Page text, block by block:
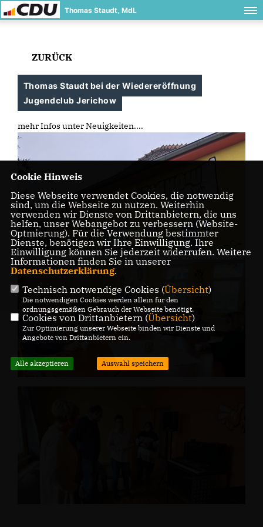
Thomas Staudt, MdL
ZURÜCK
Thomas Staudt bei der Wiedereröffnung
Jugendclub Jerichow
mehr Infos unter Neuigkeiten....
Cookie Hinweis
Diese Webseite verwendet Cookies, die notwendig
sind, um die Webseite zu nutzen. Weiterhin
verwenden wir Dienste von Drittanbietern, die uns
helfen, unser Webangebot zu verbessern (Website-
Optmierung). Für die Verwendung bestimmter
Dienste, benötigen wir Ihre Einwilligung. Ihre
Einwilligung können Sie jederzeit widerrufen. Weitere
Informationen finden Sie in unserer
Datenschutzerklärung.
Technisch notwendige Cookies (Übersicht)
Die notwendigen Cookies werden allein für den
ordnungsgemäßen Gebrauch der Webseite benötigt.
Cookies von Drittanbietern (Übersicht)
Zur Optimierung unserer Webseite binden wir Dienste und
Angebote von Drittanbietern ein.
Alle akzeptieren Auswahl speichern